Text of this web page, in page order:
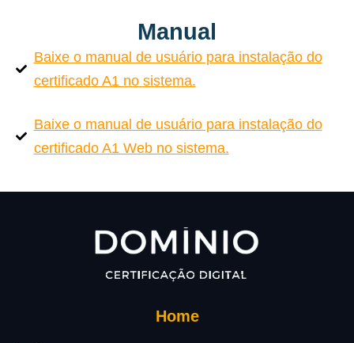
Manual
Baixe o manual de usuário para instalação do
certificado A1 no sistema.
Baixe o manual de usuário para instalação do
certificado A1 Web no sistema.
Home